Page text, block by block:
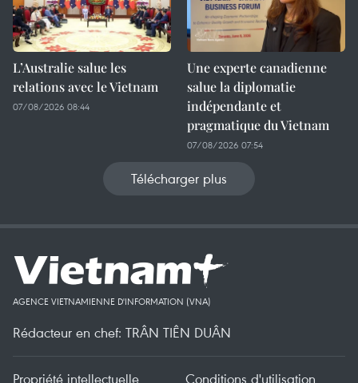
L’Australie salue les
relations avec le Vietnam
07/08/2026 08:44
Une experte canadienne
salue la diplomatie
indépendante et
pragmatique du Vietnam
07/08/2026 07:54
Télécharger plus
AGENCE VIETNAMIENNE D'INFORMATION (VNA)
Rédacteur en chef: TRÂN TIÊN DUÂN
Propriété intellectuelle Conditions d'utilisation